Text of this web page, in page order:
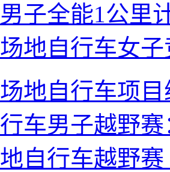
子全能1公里
地自行车女
地自行车项
车男子越野
自行车越野